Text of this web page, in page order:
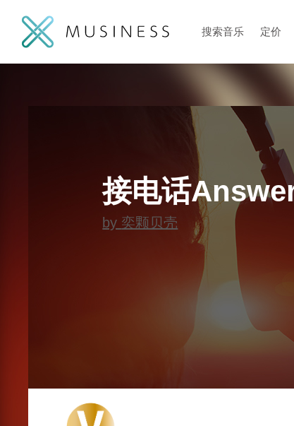
搜索音乐 定价
接电话
by 奕颗贝壳